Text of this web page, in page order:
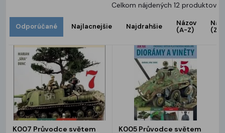
Celkom nájdených 12 produktov
Odporúčané Najlacnejšie Najdrahšie
Názov
(A-Z)
(Z-
K007 Průvodce světem
K005 Průvodce světem